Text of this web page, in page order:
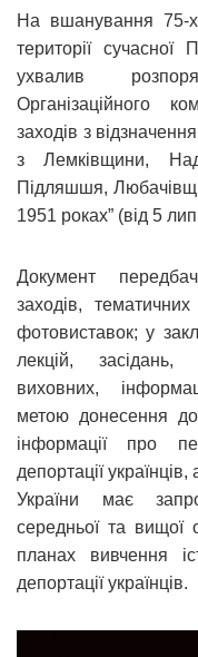
На вшанування 75-х
території сучасної
ухвалив
Організаційного
заходів з
з Лемківщини,
Підляшшя,
1951 роках” (від 5
Документ
заходів,
фотовиставок; у
лекцій, засідань,
виховних,
метою донесення до
інформації про
депортації
України має
середньої та вищої
планах вивчення
депортації українців.